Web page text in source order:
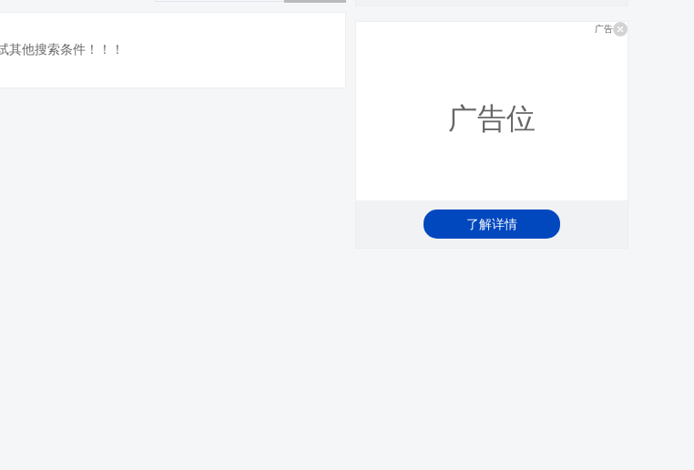
其他搜索条件！！！
广告
广告位
了解详情